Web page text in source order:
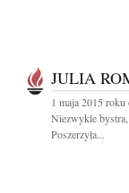
JULIA
1 maja 2015 roku
Niezwykle
Poszerzyła...